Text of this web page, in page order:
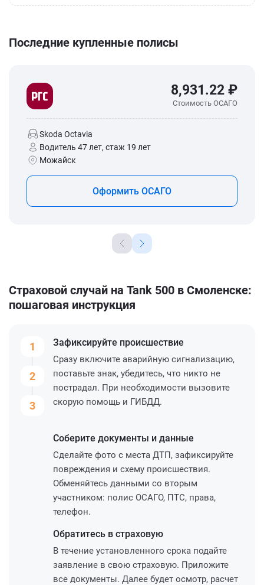
Последние купленные полисы
8,931.22 ₽
Стоимость ОСАГО
Skoda Octavia
Водитель 47 лет, стаж 19 лет
Можайск
Оформить ОСАГО
Страховой случай на Tank 500 в Смоленске:
пошаговая инструкция
1
2
3
Зафиксируйте происшествие
Сразу включите аварийную сигнализацию,
поставьте знак, убедитесь, что никто не
пострадал. При необходимости вызовите
скорую помощь и ГИБДД.
Соберите документы и данные
Сделайте фото с места ДТП, зафиксируйте
повреждения и схему происшествия.
Обменяйтесь данными со вторым
участником: полис ОСАГО, ПТС, права,
телефон.
Обратитесь в страховую
В течение установленного срока подайте
заявление в свою страховую. Приложите
все документы. Далее будет осмотр, расчет